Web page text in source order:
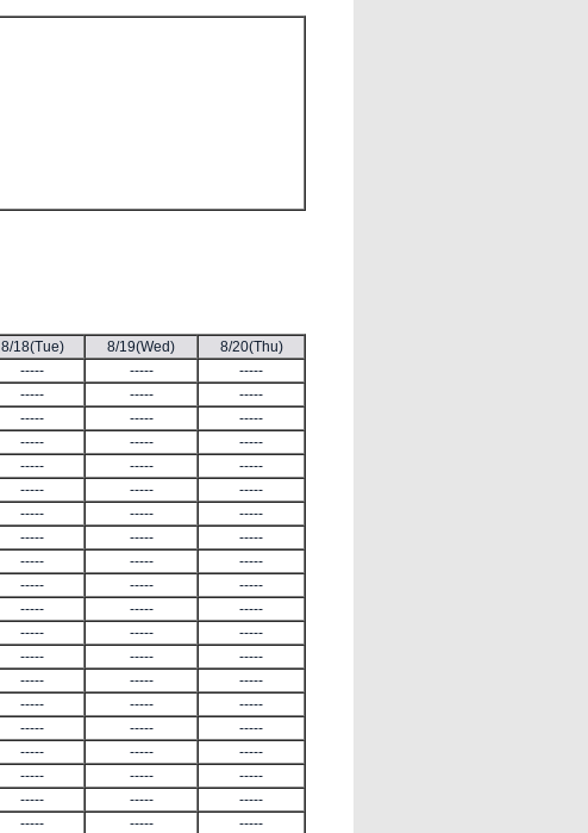
8/18(Tue) 8/19(Wed)
8/20(Thu)
----- -----
-----
----- -----
-----
----- -----
-----
----- -----
-----
----- -----
-----
----- -----
-----
----- -----
-----
----- -----
-----
----- -----
-----
----- -----
-----
----- -----
-----
----- -----
-----
----- -----
-----
----- -----
-----
----- -----
-----
----- -----
-----
----- -----
-----
----- -----
-----
----- -----
-----
----- -----
-----